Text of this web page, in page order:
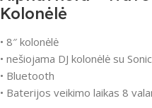
Kolonėlė
• 8″ kolonėlė
• nešiojama DJ kolonėlė su
• Bluetooth
• Baterijos veikimo laikas 8